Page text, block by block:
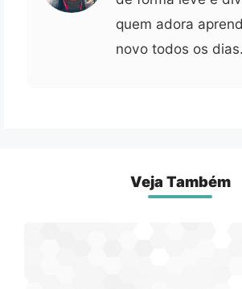
quem adora
novo todos os dias.
Veja Também